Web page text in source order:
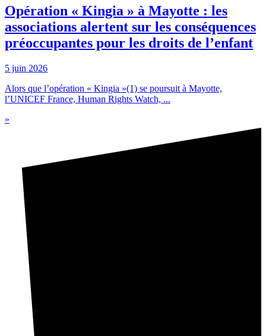
Opération « Kingia » à Mayotte : les
associations alertent sur les conséquences
préoccupantes pour les droits de l’enfant
5 juin 2026
Alors que l’opération « Kingia »(1) se poursuit à Mayotte,
l’UNICEF France, Human Rights Watch, ...
»